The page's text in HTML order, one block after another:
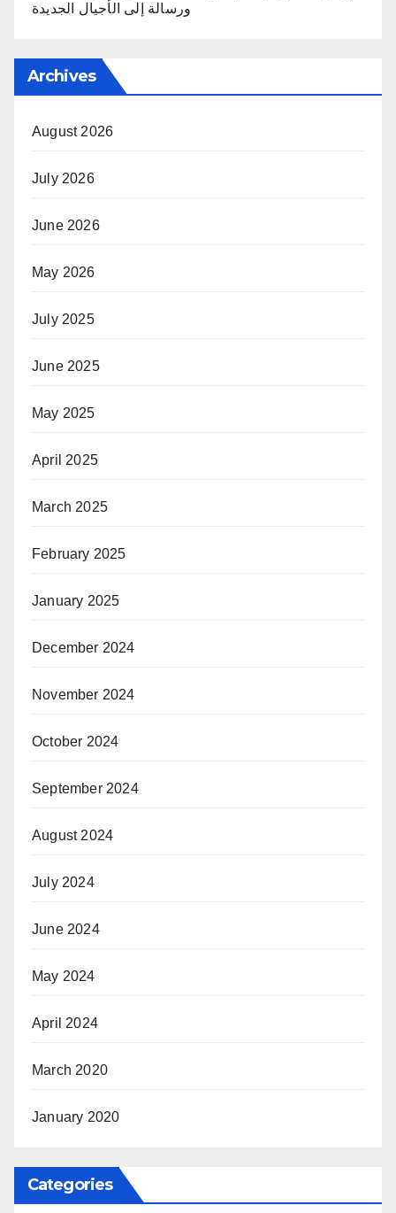
ورسالة إلى الأجيال الجديدة
Archives
August 2026
July 2026
June 2026
May 2026
July 2025
June 2025
May 2025
April 2025
March 2025
February 2025
January 2025
December 2024
November 2024
October 2024
September 2024
August 2024
July 2024
June 2024
May 2024
April 2024
March 2020
January 2020
Categories